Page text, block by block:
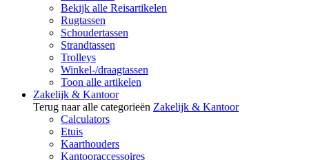
Bekijk alle Reisartikelen
Rugtassen
Schoudertassen
Strandtassen
Trolleys
Winkel-/draagtassen
Toon alle artikelen
Zakelijk & Kantoor
Terug naar alle categorieën Zakelijk & Kantoor
Calculators
Etuis
Kaarthouders
Kantooraccessoires